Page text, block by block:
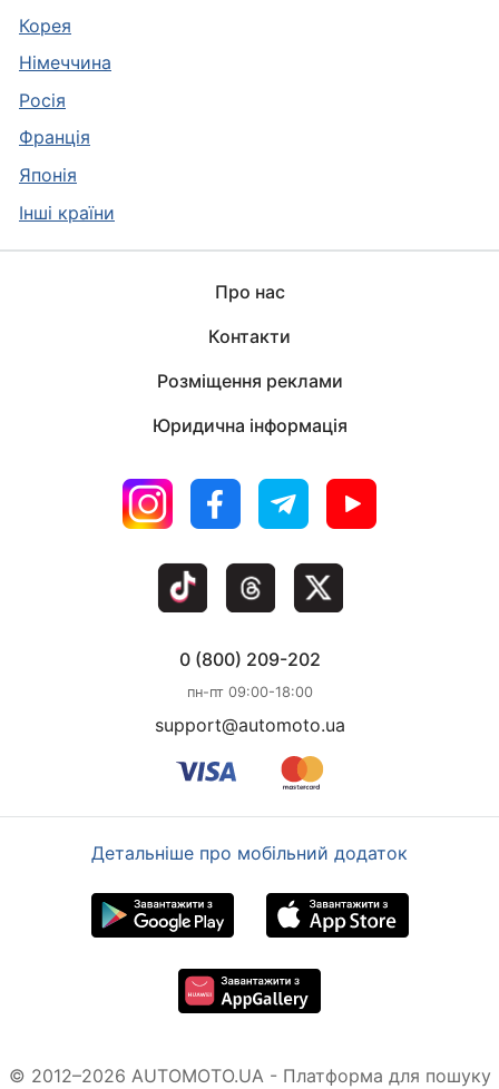
Корея
Німеччина
Росія
Франція
Японія
Інші країни
Про нас
Контакти
Розміщення реклами
Юридична інформація
0 (800) 209-202
пн-пт 09:00-18:00
support@automoto.ua
Детальніше про мобільний додаток
© 2012–2026 AUTOMOTO.UA - Платформа для пошуку